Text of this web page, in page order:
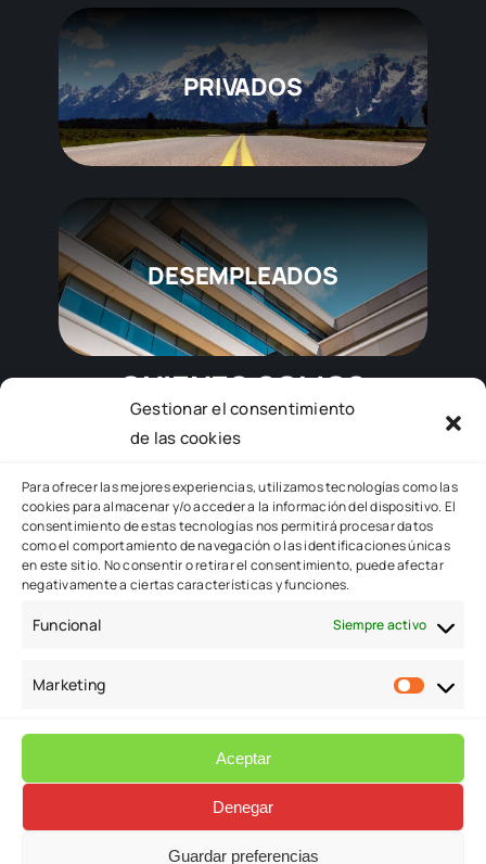
Gestionar el consentimiento
de las cookies
Para ofrecer las mejores experiencias, utilizamos tecnologías como las
cookies para almacenar y/o acceder a la información del dispositivo. El
consentimiento de estas tecnologías nos permitirá procesar datos
como el comportamiento de navegación o las identificaciones únicas
en este sitio. No consentir o retirar el consentimiento, puede afectar
negativamente a ciertas características y funciones.
Funcional Siempre activo
Marketing
Aceptar
Denegar
Guardar preferencias
PRIVADOS
DESEMPLEADOS
QUIENES SOMOS
Toggle
Navigation
EMPRESA
POLÍTICA DE CALIDAD
© 2026 - Formación Útil |Aviso Legal – Cookies y
Condiciones de uso de la web|Accesibilidad